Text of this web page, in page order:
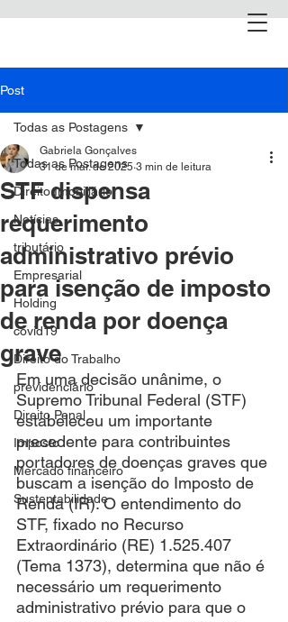
Post
Todas as Postagens
Direito Imobiliário
Notícias
tributário
Empresarial
Holding
covid19
Direito do Trabalho
previdenciário
Direito Penal
Imposto
Mercado financeiro
Sustentabilidade
Todas as Postagens
STF dispensa
requerimento
administrativo prévio
para isenção de imposto
de renda por doença
grave
Gabriela Gonçalves
31 de mar. de 2025 3 min de leitura
Em uma decisão unânime, o
Supremo Tribunal Federal (STF)
estabeleceu um importante
precedente para contribuintes
portadores de doenças graves que
buscam a isenção do Imposto de
Renda (IR). O entendimento do
STF, fixado no Recurso
Extraordinário (RE) 1.525.407
(Tema 1373), determina que não é
necessário um requerimento
administrativo prévio para que o